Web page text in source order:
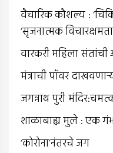
वैचारिक कौशल्य :
‘सृजनात्मक
वारकरी महिला संतांची
मंत्राची पॉवर
जगन्नाथ पुरी
शाळाबाह्य मुले : एक
‘कोरोना’नंतरचे जग